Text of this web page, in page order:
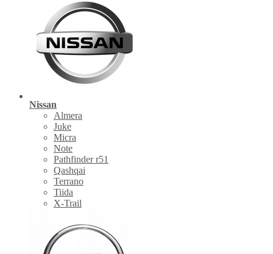
Nissan
Almera
Juke
Micra
Note
Pathfinder r51
Qashqai
Terrano
Tiida
X-Trail